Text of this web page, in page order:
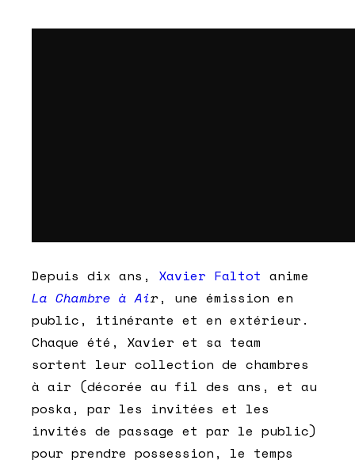
Depuis dix ans, Xavier Faltot anime
La Chambre à Air, une émission en
public, itinérante et en extérieur.
Chaque été, Xavier et sa team
sortent leur collection de chambres
à air (décorée au fil des ans, et au
poska, par les invitées et les
invités de passage et par le public)
pour prendre possession, le temps